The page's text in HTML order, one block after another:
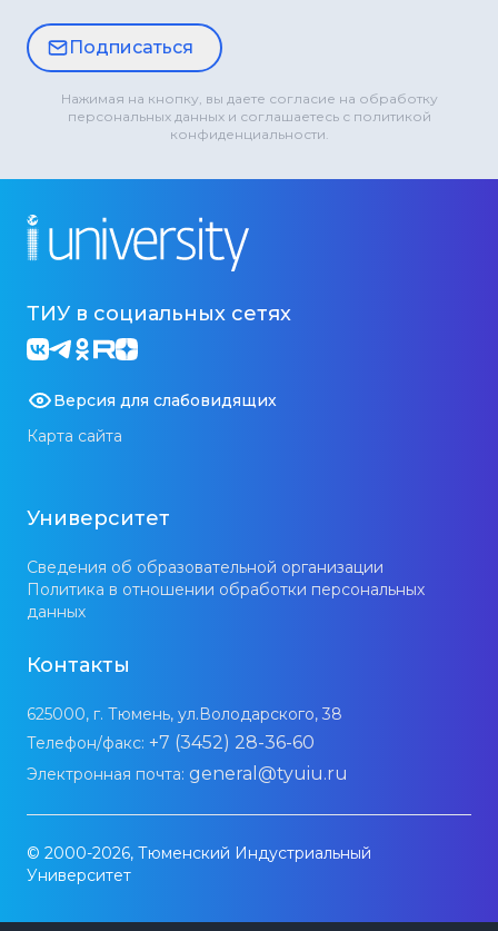
Подписаться
Нажимая на кнопку, вы даете согласие на обработку
персональных данных и соглашаетесь с политикой
конфиденциальности.
ТИУ в социальных сетях
Версия для слабовидящих
Карта сайта
Университет
Сведения об образовательной организации
Политика в отношении обработки персональных
данных
Контакты
625000, г. Тюмень, ул.Володарского, 38
Телефон/факс: +7 (3452) 28-36-60
Электронная почта: general@tyuiu.ru
© 2000-2026, Тюменский Индустриальный
Университет